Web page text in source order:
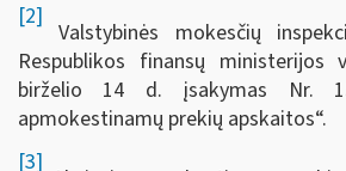
[2]
Valstybinės mokesčių
Respublikos finansų ministerijos
birželio 14 d. įsakymas Nr.
apmokestinamų prekių apskaitos“.
[3]